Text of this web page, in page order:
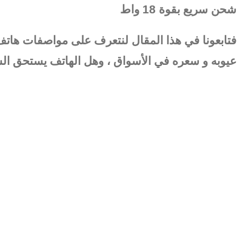
شحن سريع بقوة 18 واط
عيوبه و سعره في الأسواق ، وهل الهاتف يستحق